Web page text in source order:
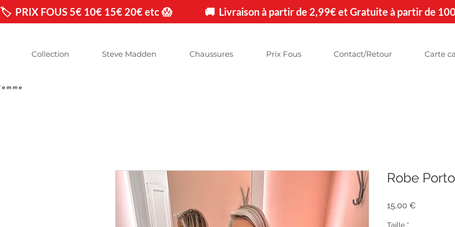
🏷️  PRIX FOUS 5€ 10€ 15€ 20€ etc 😱                🚚  Livraison à partir de 2,99€ et Gratuite à partir de
Collection Steve Madden Chaussures Prix Fous Contact/Retour Carte
Robe
15,00 €
Taille *